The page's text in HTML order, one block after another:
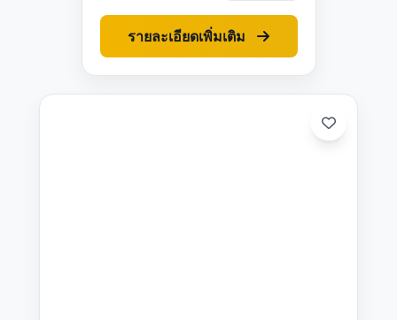
รายละเอียดเพิ่มเติม